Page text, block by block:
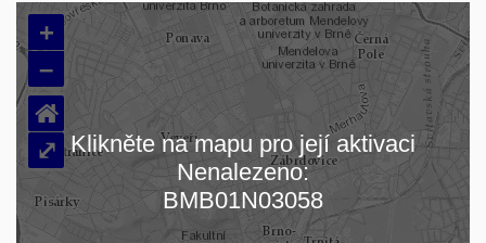
Načítám mapu…
+
–
⌂
⤢ Klikněte na mapu pro její aktivaci
Nenalezeno:
BMB01N03058